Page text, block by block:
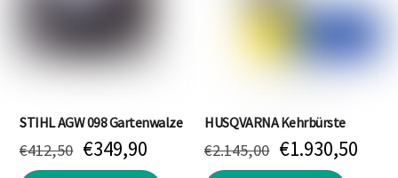
STIHL AGW 098 Gartenwalze
€412,50 Ursprünglicher
Preis
€349,90Aktueller
Preis
HUSQVARNA Kehrbürste
€2.145,00
Preis
€1.930,50